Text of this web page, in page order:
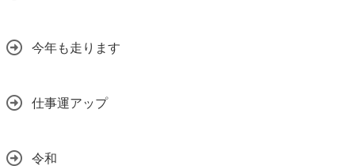
今年も走ります
仕事運アップ
令和